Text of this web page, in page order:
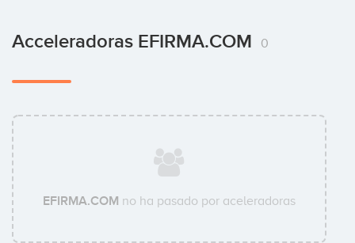
Acceleradoras EFIRMA.COM 0
EFIRMA.COM no ha pasado por aceleradoras